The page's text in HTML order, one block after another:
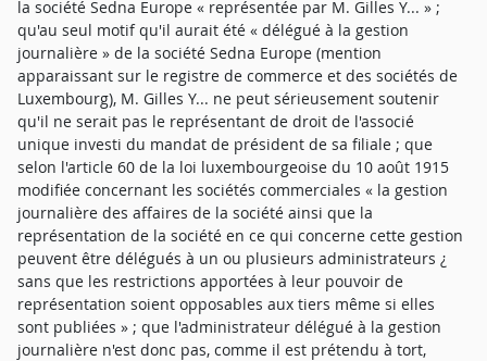
la société Sedna Europe « représentée par M. Gilles Y... » ;
qu'au seul motif qu'il aurait été « délégué à la gestion
journalière » de la société Sedna Europe (mention
apparaissant sur le registre de commerce et des sociétés de
Luxembourg), M. Gilles Y... ne peut sérieusement soutenir
qu'il ne serait pas le représentant de droit de l'associé
unique investi du mandat de président de sa filiale ; que
selon l'article 60 de la loi luxembourgeoise du 10 août 1915
modifiée concernant les sociétés commerciales « la gestion
journalière des affaires de la société ainsi que la
représentation de la société en ce qui concerne cette gestion
peuvent être délégués à un ou plusieurs administrateurs ¿
sans que les restrictions apportées à leur pouvoir de
représentation soient opposables aux tiers même si elles
sont publiées » ; que l'administrateur délégué à la gestion
journalière n'est donc pas, comme il est prétendu à tort,